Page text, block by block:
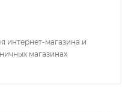
интернет-магазина и
магазинах